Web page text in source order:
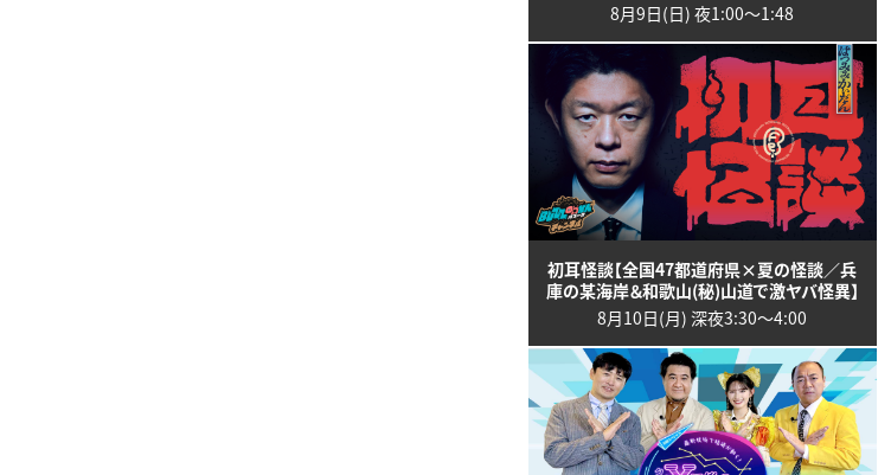
8月9日(日) 夜1:00〜1:48
初耳怪談【全国47都道府県×夏の怪談／兵
庫の某海岸＆和歌山(秘)山道で激ヤバ怪異】
8月10日(月) 深夜3:30〜4:00